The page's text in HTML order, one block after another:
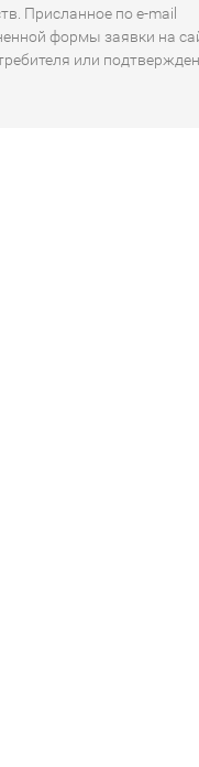
Присланное по e-mail
формы заявки на
или